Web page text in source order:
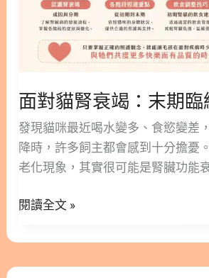
吃「乾乾」的致命隱憂 貓咪的祖先
適應極度缺水的環境，牠們的身體
上獲取水分」的生理機制（例如：
液來減少體內水分流失。這導致了
不敏感，幾乎不會主動去水碗喝水
「全乾飼料」最大的健康隱憂： 想
足每天所需的水量（每公斤體重約
幾乎是不可能的任務。因此，直接
證與文獻：濕食對泌尿道系統的重
不同比例）增加時，不僅總飲水量
發現貓咪最近喝水變多、食慾變差
降時，許多飼主都會感到十分擔憂
老化現象，其實很可能是腎臟功能
入，對維持牠們的生活品質有著極
期，並探討各階段的照護重點。我
貓的飲食調整技巧，幫助您在貓咪
質
維
持
的
柔
案！
閱讀全文 »